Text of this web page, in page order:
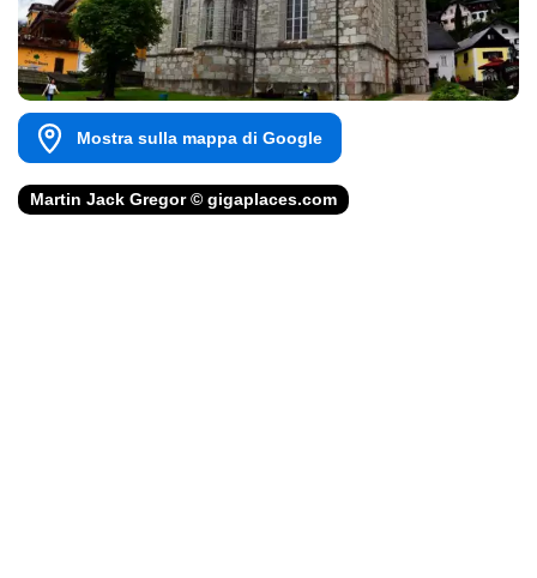
Mostra sulla mappa di Google
Martin Jack Gregor © gigaplaces.com